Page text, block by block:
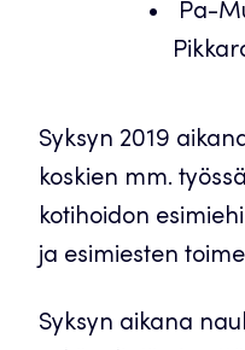
Pa-
Syksyn 2019
koskien mm.
kotihoidon
ja esimiesten
Syksyn aikana